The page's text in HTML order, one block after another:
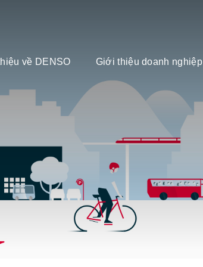
về DENSO Giới thiệu doanh nghiệp